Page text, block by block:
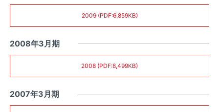
2009 (PDF:6,859KB)
2008年3月期
2008 (PDF:8,499KB)
2007年3月期